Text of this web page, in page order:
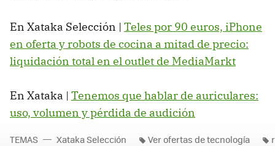
En Xataka Selección | Teles por 90 euros, iPhone
en oferta y robots de cocina a mitad de precio:
liquidación total en el outlet de MediaMarkt
En Xataka | Tenemos que hablar de auriculares:
uso, volumen y pérdida de audición
TEMAS Xataka Selección Ver ofertas de tecnología